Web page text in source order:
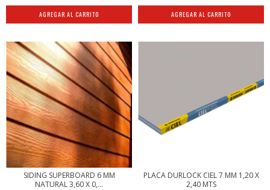
SIDING SUPERBOARD 6 MM
NATURAL 3,60 X 0,...
PLACA DURLOCK CIEL 7 MM 1,20 X
2,40 MTS